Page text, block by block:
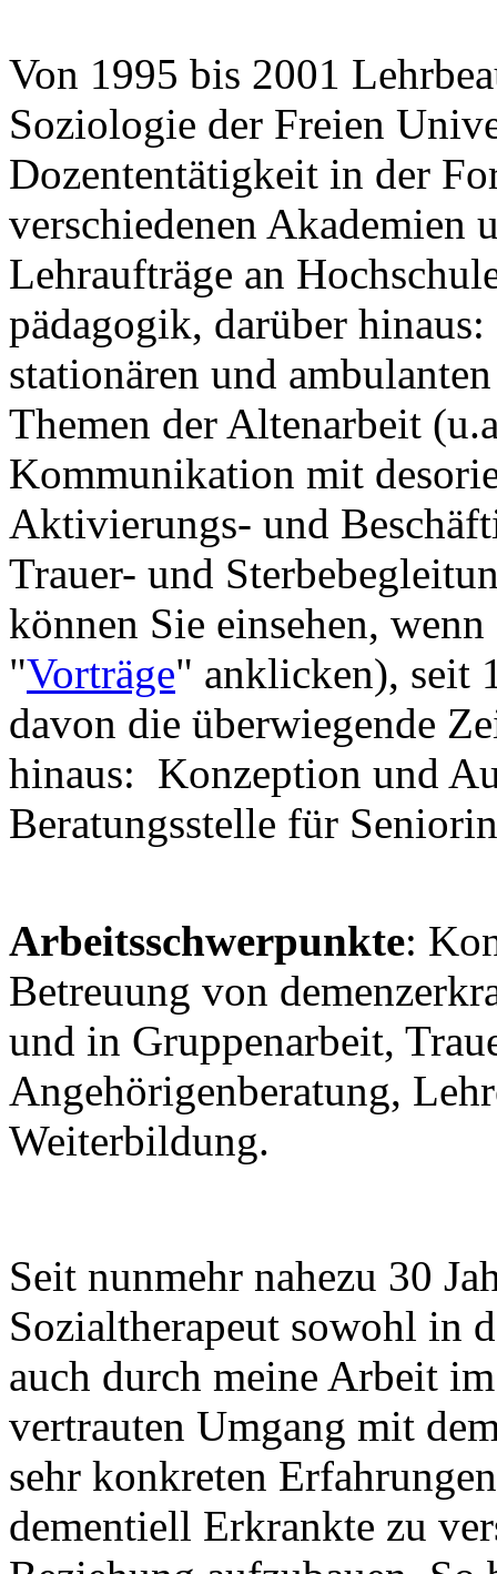
Von 1995 bis 2001
Soziologie der Freien
Dozententätigkeit in der
verschiedenen Akademien
Lehraufträge an
pädagogik, darüber
stationären und
Themen der Altenarbeit
Kommunikation mit
Aktivierungs- und
Trauer- und
können Sie einsehen,
"Vorträge" anklicken), seit
davon die überwiegende
hinaus: Konzeption und
Beratungsstelle für
Arbeitsschwerpunkte:
Betreuung von
und in Gruppenarbeit,
Angehörigenberatung,
Weiterbildung.
Seit nunmehr nahezu 30
Sozialtherapeut sowohl in
auch durch meine Arbeit
vertrauten Umgang mit
sehr konkreten
dementiell Erkrankte zu